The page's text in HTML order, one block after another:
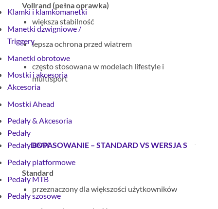
Klamki i klamkomanetki
Manetki dzwigniowe /
Triggery
Manetki obrotowe
Mostki i akcesoria
Akcesoria
Mostki Ahead
Pedały & Akcesoria
Pedały
Pedały BMX
Pedały platformowe
Pedały MTB
Pedały szosowe
Vollrand (pełna oprawka)
większa stabilność
lepsza ochrona przed wiatrem
często stosowana w modelach lifestyle i
multisport
DOPASOWANIE – STANDARD VS WERSJA S
Standard
przeznaczony dla większości użytkowników